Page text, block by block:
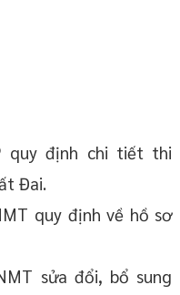
quy định chi tiết thi
Đai.
quy định về hồ sơ
sửa đổi, bổ sung